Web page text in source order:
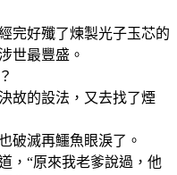
完好殲了煉製光子玉芯的
世最豐盛。
故的設法，又去找了煙
破滅再鱷魚眼淚了。
，“原來我老爹說過，他